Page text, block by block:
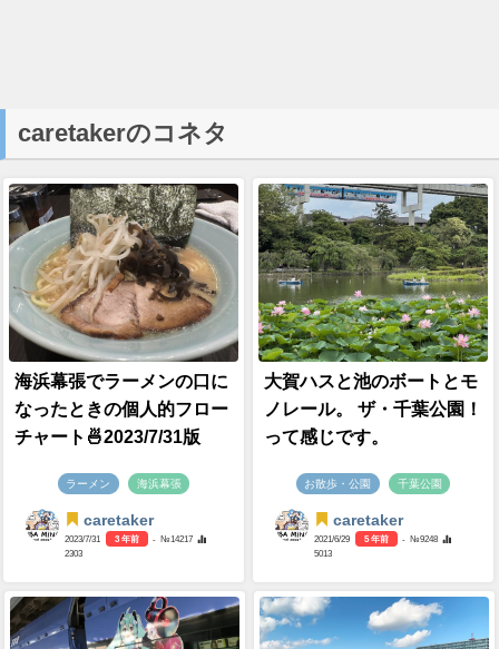
caretakerのコネタ
海浜幕張でラーメンの口に
なったときの個人的フロー
チャート🍜2023/7/31版
ラーメン 海浜幕張
caretaker
2023/7/31 3 年前
- №14217
2303
大賀ハスと池のボートとモ
ノレール。 ザ・千葉公園！
って感じです。
お散歩・公園 千葉公園
caretaker
2021/6/29 5 年前
- №9248
5013